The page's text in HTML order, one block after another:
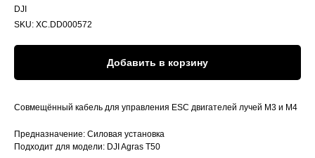
DJI
SKU: XC.DD000572
Добавить в корзину
Совмещённый кабель для управления ESC двигателей лучей М3 и М4
Предназначение: Силовая установка
Подходит для модели: DJI Agras T50